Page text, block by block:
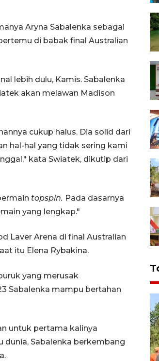
Aryna Sabalenka sebagai
di babak final Australian
lebih dulu, Kamis. Sabalenka
akan melawan Madison
cukup halus. Dia solid dari
hal-hal yang tidak sering kami
kata Swiatek, dikutip dari
topspin. Pada dasarnya
yang lengkap."
Laver Arena di final Australian
itu Elena Rybakina.
yang merusak
Sabalenka mampu bertahan
untuk pertama kalinya
dunia, Sabalenka berkembang